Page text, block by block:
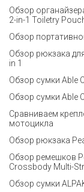
Обзор
2-in-1 Toiletry
Обзор
Обзор рюкзака
in 1
Обзор сумки Able
Обзор сумки Able
Сравниваем
мотоцикла
Обзор рюкзака
Обзор ремешков
Crossbody Multi-
Обзор сумки